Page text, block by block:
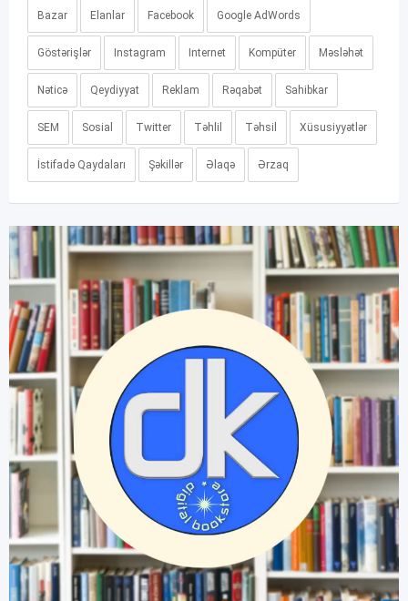
Bazar Elanlar Facebook Google AdWords
Göstərişlər Instagram Internet Kompüter Məsləhət
Nəticə Qeydiyyat Reklam Rəqabət Sahibkar
SEM Sosial Twitter Təhlil Təhsil Xüsusiyyətlər
İstifadə Qaydaları Şəkillər Əlaqə Ərzaq